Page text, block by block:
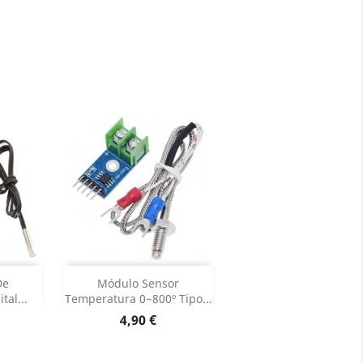
Módulo Sensor
Temperatura 0~800º Tipo...
Preço
4,90 €
Adicionar 
Dados do produto